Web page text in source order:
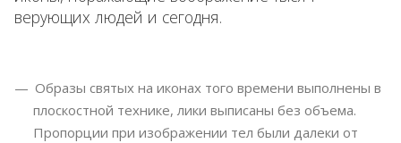
верующих людей и сегодня.
Образы святых на иконах того времени выполнены в
плоскостной технике, лики выписаны без объема.
Пропорции при изображении тел были далеки от